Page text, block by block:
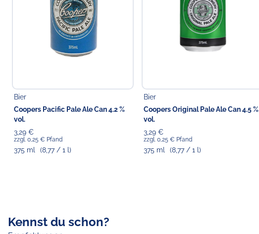
Bier
Coopers Pacific Pale Ale Can 4.2 %
vol.
3,29 €
zzgl. 0,25 € Pfand
375 ml (8,77 / 1 l)
Bier
Coopers Original Pale Ale Can 4.5 %
vol.
3,29 €
zzgl. 0,25 € Pfand
375 ml (8,77 / 1 l)
Kennst du schon?